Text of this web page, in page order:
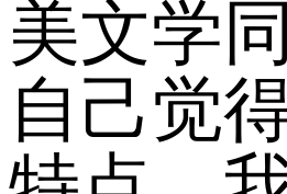
美文学
自己觉